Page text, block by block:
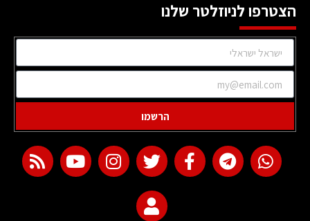
הצטרפו לניוזלטר שלנו
הרשמו